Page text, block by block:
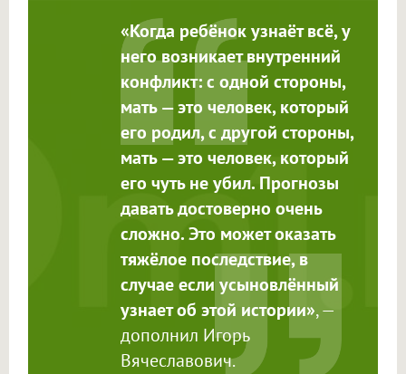
«Когда ребёнок узнаёт всё, у
него возникает внутренний
конфликт: с одной стороны,
мать — это человек, который
его родил, с другой стороны,
мать — это человек, который
его чуть не убил. Прогнозы
давать достоверно очень
сложно. Это может оказать
тяжёлое последствие, в
случае если усыновлённый
узнает об этой истории», —
дополнил Игорь
Вячеславович.